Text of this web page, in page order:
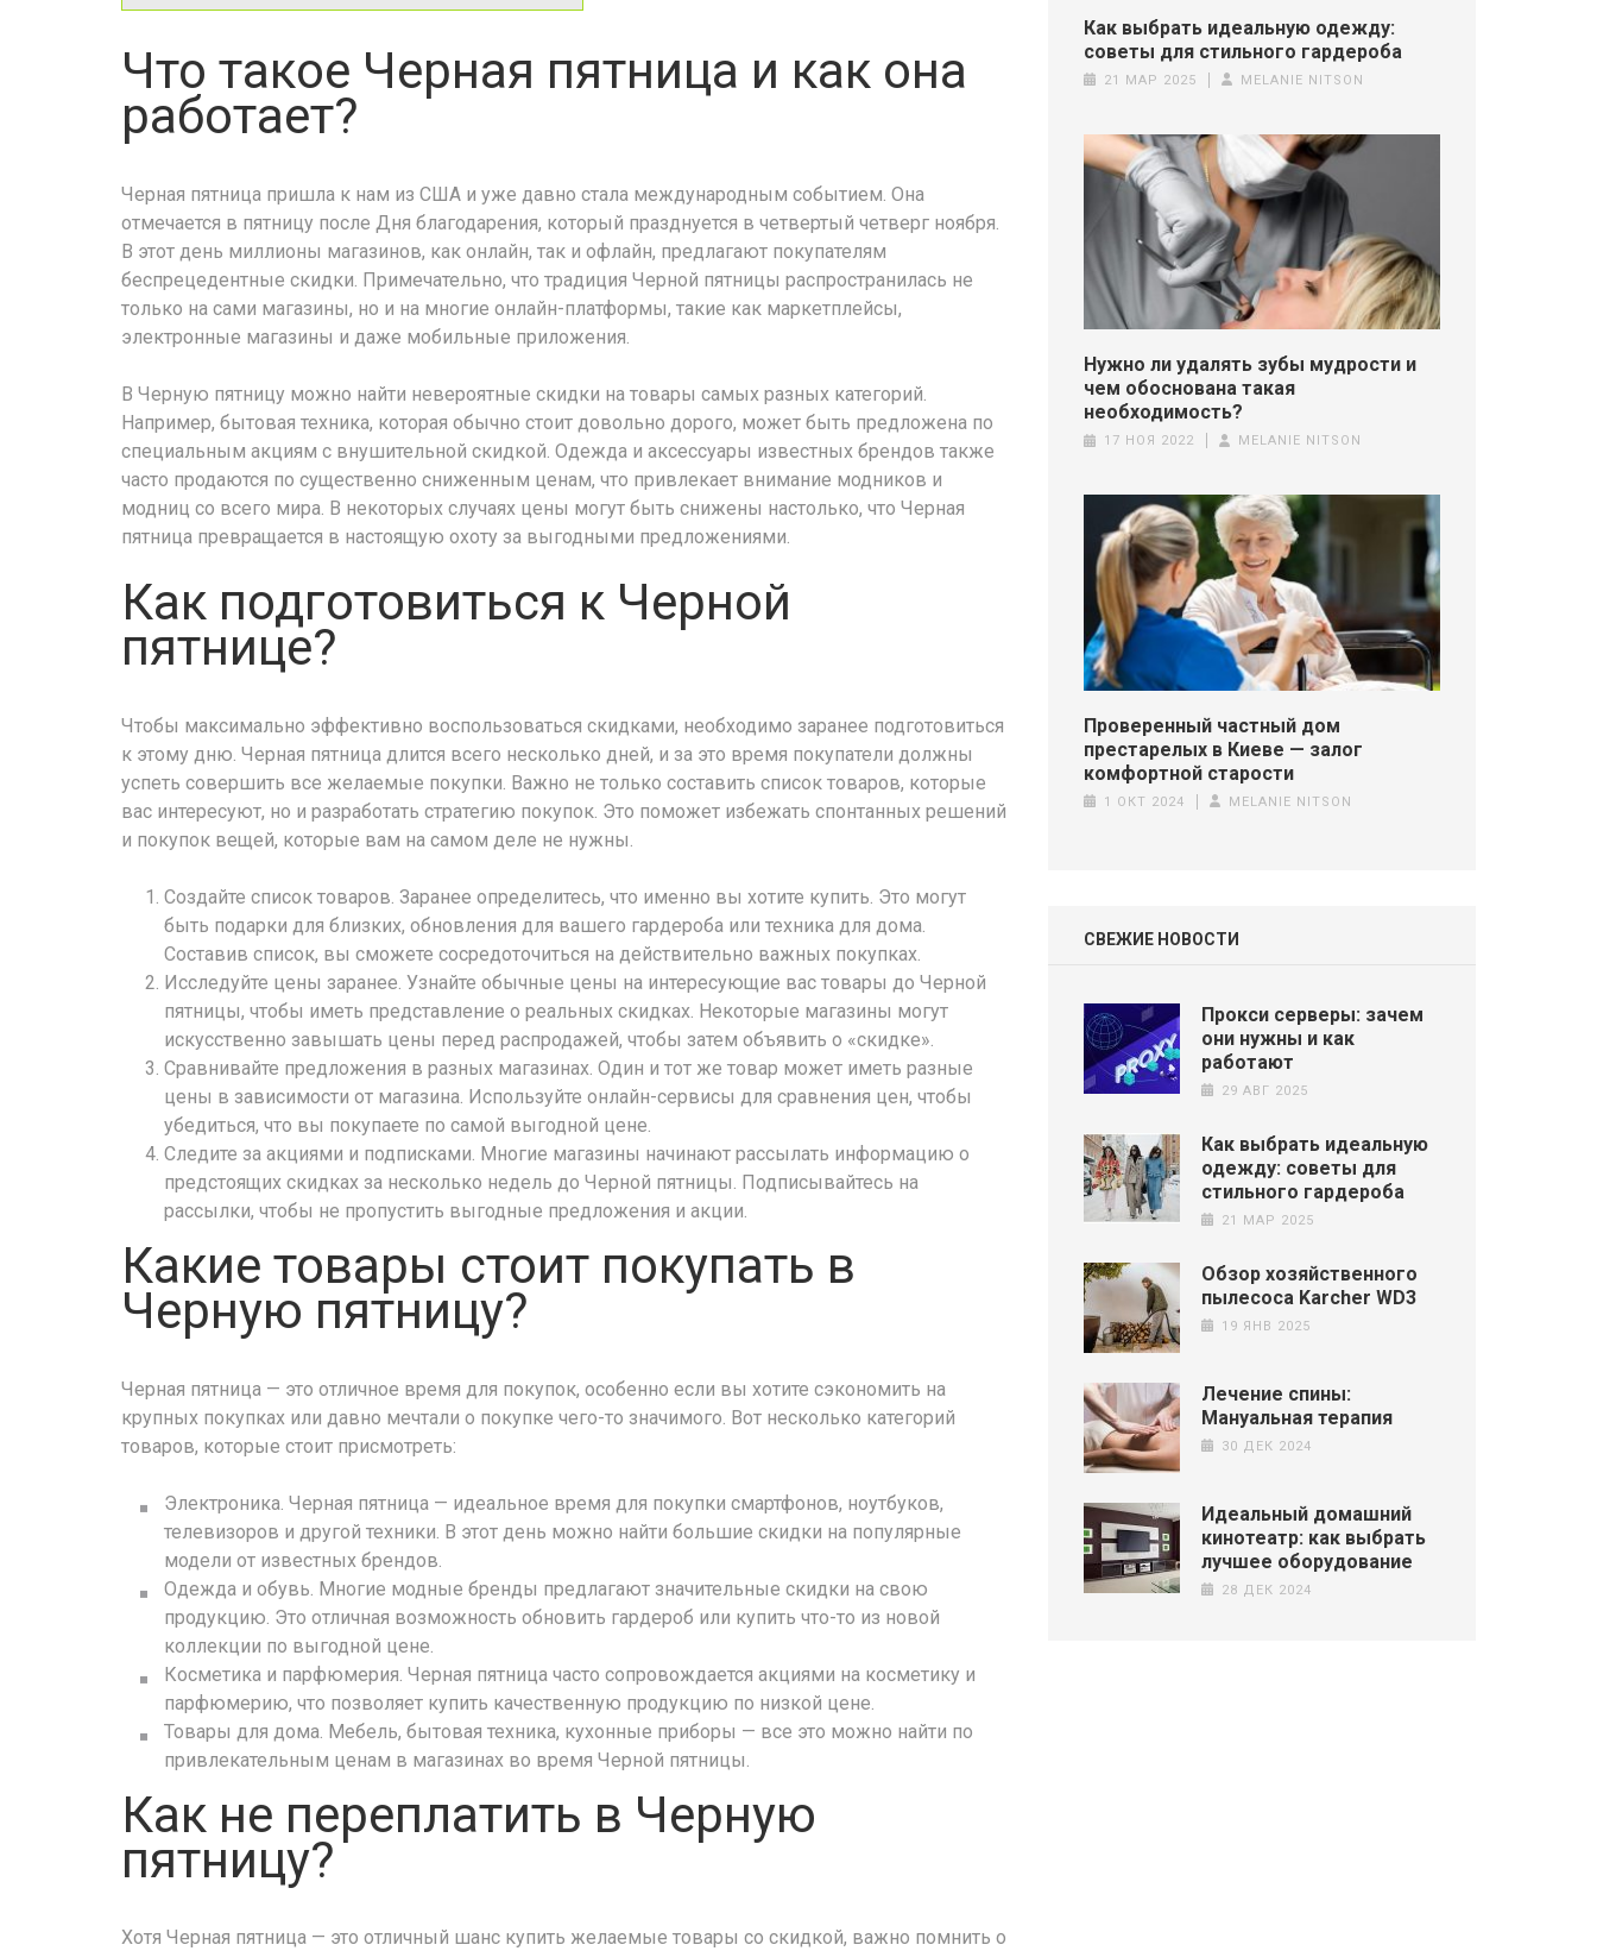
Что такое Черная пятница и как она
работает?
Черная пятница пришла к нам из США и уже давно стала международным событием. Она
отмечается в пятницу после Дня благодарения, который празднуется в четвертый четверг ноября.
В этот день миллионы магазинов, как онлайн, так и офлайн, предлагают покупателям
беспрецедентные скидки. Примечательно, что традиция Черной пятницы распространилась не
только на сами магазины, но и на многие онлайн-платформы, такие как маркетплейсы,
электронные магазины и даже мобильные приложения.
В Черную пятницу можно найти невероятные скидки на товары самых разных категорий.
Например, бытовая техника, которая обычно стоит довольно дорого, может быть предложена по
специальным акциям с внушительной скидкой. Одежда и аксессуары известных брендов также
часто продаются по существенно сниженным ценам, что привлекает внимание модников и
модниц со всего мира. В некоторых случаях цены могут быть снижены настолько, что Черная
пятница превращается в настоящую охоту за выгодными предложениями.
Как подготовиться к Черной
пятнице?
Чтобы максимально эффективно воспользоваться скидками, необходимо заранее подготовиться
к этому дню. Черная пятница длится всего несколько дней, и за это время покупатели должны
успеть совершить все желаемые покупки. Важно не только составить список товаров, которые
вас интересуют, но и разработать стратегию покупок. Это поможет избежать спонтанных решений
и покупок вещей, которые вам на самом деле не нужны.
Создайте список товаров. Заранее определитесь, что именно вы хотите купить. Это могут
быть подарки для близких, обновления для вашего гардероба или техника для дома.
Составив список, вы сможете сосредоточиться на действительно важных покупках.
Исследуйте цены заранее. Узнайте обычные цены на интересующие вас товары до Черной
пятницы, чтобы иметь представление о реальных скидках. Некоторые магазины могут
искусственно завышать цены перед распродажей, чтобы затем объявить о «скидке».
Сравнивайте предложения в разных магазинах. Один и тот же товар может иметь разные
цены в зависимости от магазина. Используйте онлайн-сервисы для сравнения цен, чтобы
убедиться, что вы покупаете по самой выгодной цене.
Следите за акциями и подписками. Многие магазины начинают рассылать информацию о
предстоящих скидках за несколько недель до Черной пятницы. Подписывайтесь на
рассылки, чтобы не пропустить выгодные предложения и акции.
Какие товары стоит покупать в
Черную пятницу?
Черная пятница — это отличное время для покупок, особенно если вы хотите сэкономить на
крупных покупках или давно мечтали о покупке чего-то значимого. Вот несколько категорий
товаров, которые стоит присмотреть:
Электроника. Черная пятница — идеальное время для покупки смартфонов, ноутбуков,
телевизоров и другой техники. В этот день можно найти большие скидки на популярные
модели от известных брендов.
Одежда и обувь. Многие модные бренды предлагают значительные скидки на свою
продукцию. Это отличная возможность обновить гардероб или купить что-то из новой
коллекции по выгодной цене.
Косметика и парфюмерия. Черная пятница часто сопровождается акциями на косметику и
парфюмерию, что позволяет купить качественную продукцию по низкой цене.
Товары для дома. Мебель, бытовая техника, кухонные приборы — все это можно найти по
привлекательным ценам в магазинах во время Черной пятницы.
Как не переплатить в Черную
пятницу?
Хотя Черная пятница — это отличный шанс купить желаемые товары со скидкой, важно помнить о
Как выбрать идеальную одежду:
советы для стильного гардероба
21 МАР 2025 MELANIE NITSON
Нужно ли удалять зубы мудрости и
чем обоснована такая
необходимость?
17 НОЯ 2022 MELANIE NITSON
Проверенный частный дом
престарелых в Киеве — залог
комфортной старости
1 ОКТ 2024 MELANIE NITSON
СВЕЖИЕ НОВОСТИ
Прокси серверы: зачем
они нужны и как
работают
29 АВГ 2025
Как выбрать идеальную
одежду: советы для
стильного гардероба
21 МАР 2025
Обзор хозяйственного
пылесоса Karcher WD3
19 ЯНВ 2025
Лечение спины:
Мануальная терапия
30 ДЕК 2024
Идеальный домашний
кинотеатр: как выбрать
лучшее оборудование
28 ДЕК 2024